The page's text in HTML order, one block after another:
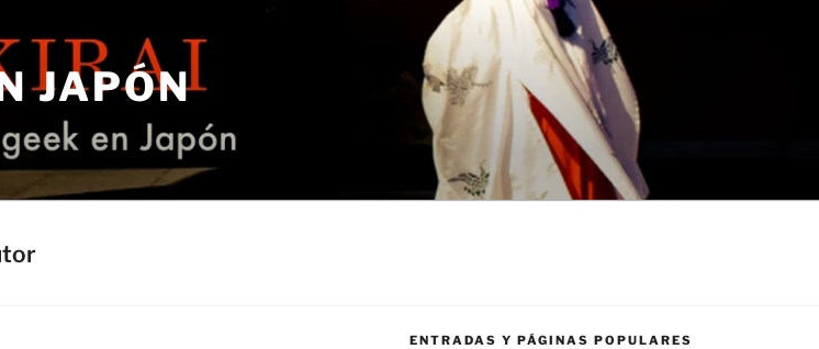
JAPÓN
ENTRADAS Y PÁGINAS POPULARES